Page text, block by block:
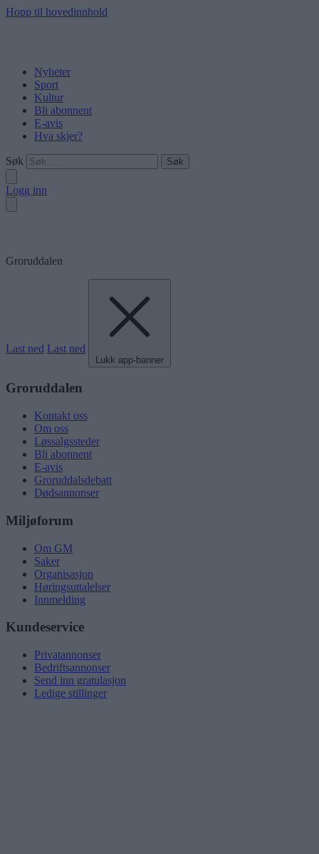
Hopp til hovedinnhold
Nyheter
Sport
Kultur
Bli abonnent
E-avis
Hva skjer?
Søk
Logg inn
Groruddalen
Last ned Last ned
Lukk app-banner
Groruddalen
Kontakt oss
Om oss
Løssalgssteder
Bli abonnent
E-avis
Groruddalsdebatt
Dødsannonser
Miljøforum
Om GM
Saker
Organisasjon
Høringsuttalelser
Innmelding
Kundeservice
Privatannonser
Bedriftsannonser
Send inn gratulasjon
Ledige stillinger